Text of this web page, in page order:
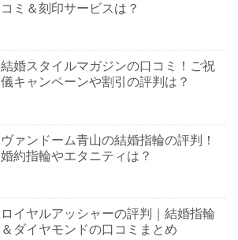
コミ＆刻印サービスは？
結婚スタイルマガジンの口コミ！ご祝
儀キャンペーンや割引の評判は？
ヴァンドーム青山の結婚指輪の評判！
婚約指輪やエタニティは？
ロイヤルアッシャーの評判｜結婚指輪
＆ダイヤモンドの口コミまとめ